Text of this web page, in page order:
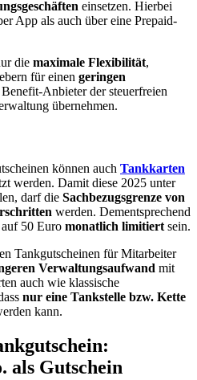
einsetzen. Hierbei
App als auch über eine Prepaid-
die maximale Flexibilität,
für einen geringen
Anbieter der steuerfreien
übernehmen.
können auch Tankkarten
werden. Damit diese 2025 unter
darf die Sachbezugsgrenze von
werden. Dementsprechend
50 Euro monatlich limitiert sein.
Tankgutscheinen für Mitarbeiter
Verwaltungsaufwand mit
auch wie klassische
nur eine Tankstelle bzw. Kette
kann.
als Gutschein